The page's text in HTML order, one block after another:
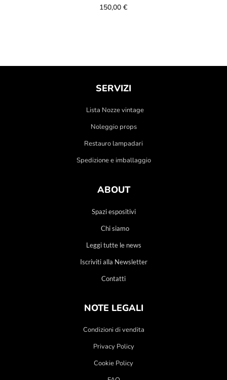
150,00€
SERVIZI
Lista Nozze vintage
Noleggio props
Restauro lampadari
Spedizione e imballaggio
ABOUT
Spazi espositivi
Chi siamo
Leggi tutte le news
Iscriviti alla Newsletter
Contatti
NOTE LEGALI
Condizioni di vendita
Privacy Policy
Cookie Policy